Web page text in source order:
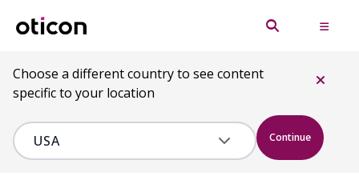
Choose a different country to see content
specific to your location
Continue